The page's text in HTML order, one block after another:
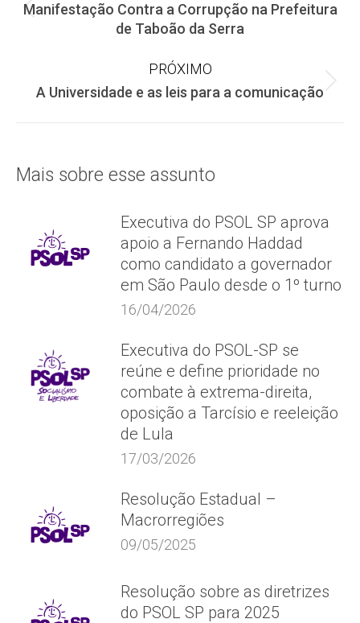
de
Post
anterior:
Manifestação Contra a Corrupção na Prefeitura
de Taboão da Serra
PRÓXIMO
Próximo
A Universidade e as leis para a comunicação
Mais sobre esse assunto
Executiva do PSOL SP aprova
apoio a Fernando Haddad
como candidato a governador
em São Paulo desde o 1º turno
16/04/2026
Executiva do PSOL-SP se
reúne e define prioridade no
combate à extrema-direita,
oposição a Tarcísio e reeleição
de Lula
17/03/2026
Resolução Estadual –
Macrorregiões
09/05/2025
Resolução sobre as diretrizes
do PSOL SP para 2025